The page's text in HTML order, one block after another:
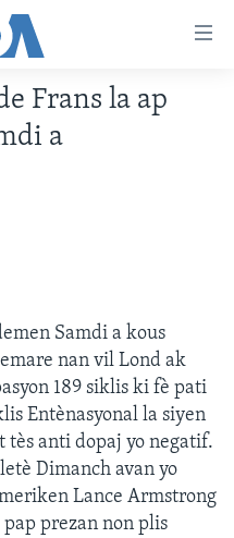
Frans la ap
a
Samdi a kous
nan vil Lond ak
189 siklis ki fè pati
Entènasyonal la siyen
anti dopaj yo negatif.
Dimanch avan yo
Lance Armstrong
prezan non plis